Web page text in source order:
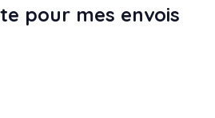
pour mes envois